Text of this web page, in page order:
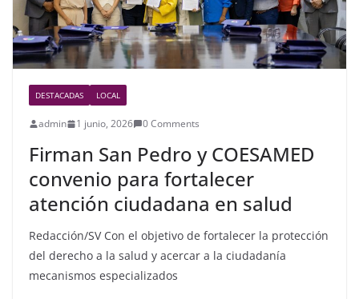
DESTACADAS LOCAL
admin 1 junio, 2026 0 Comments
Firman San Pedro y COESAMED
convenio para fortalecer
atención ciudadana en salud
Redacción/SV Con el objetivo de fortalecer la protección
del derecho a la salud y acercar a la ciudadanía
mecanismos especializados